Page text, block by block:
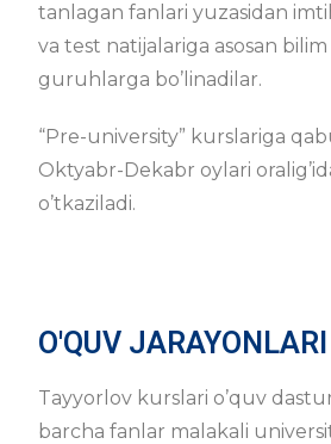
tanlagan fanlari yuzasidan
va test natijalariga asosan bilim
guruhlarga bo’linadilar.
“Pre-university” kurslariga
Oktyabr-Dekabr oylari
o’tkaziladi.
O'QUV JARAYONLARI
Tayyorlov kurslari o’quv
barcha fanlar malakali